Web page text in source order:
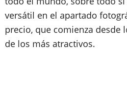
versátil en el apartado
precio, que comienza desde
de los más atractivos.